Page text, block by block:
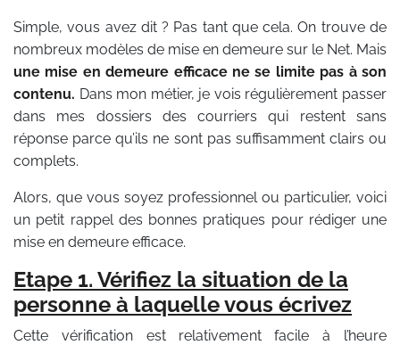
Simple, vous avez dit ? Pas tant que cela. On trouve de
nombreux modèles de mise en demeure sur le Net. Mais
une mise en demeure efficace ne se limite pas à son
contenu. Dans mon métier, je vois régulièrement passer
dans mes dossiers des courriers qui restent sans
réponse parce qu’ils ne sont pas suffisamment clairs ou
complets.
Alors, que vous soyez professionnel ou particulier, voici
un petit rappel des bonnes pratiques pour rédiger une
mise en demeure efficace.
Etape 1. Vérifiez la situation de la
personne à laquelle vous écrivez
Cette vérification est relativement facile à l’heure